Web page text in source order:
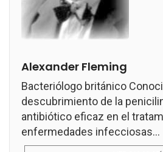
Alexander Fleming
Bacteriólogo británico
descubrimiento de la
antibiótico eficaz en el
enfermedades infecciosas...